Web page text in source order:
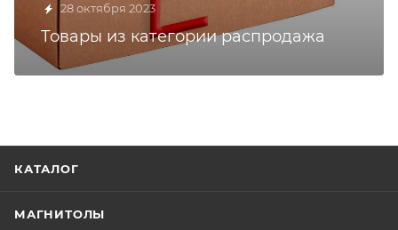
28 октября 2023
Товары из категории распродажа
КАТАЛОГ
МАГНИТОЛЫ